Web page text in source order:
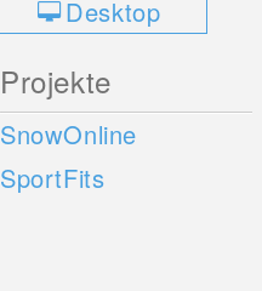
Desktop
Projekte
SnowOnline
SportFits